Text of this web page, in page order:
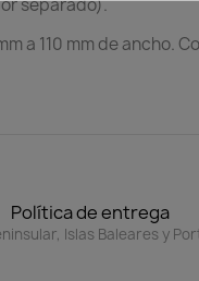
separado).
a 110 mm de ancho.
Política de entrega
Islas Baleares y